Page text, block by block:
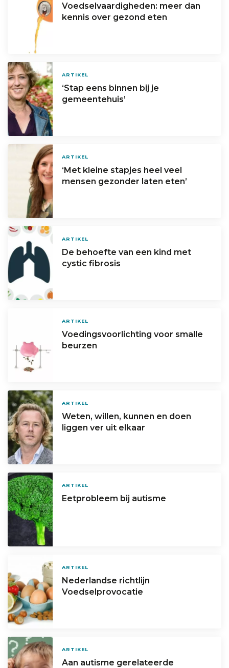
Voedselvaardigheden: meer dan
kennis over gezond eten
ARTIKEL
‘Stap eens binnen bij je
gemeentehuis’
ARTIKEL
‘Met kleine stapjes heel veel
mensen gezonder laten eten’
ARTIKEL
De behoefte van een kind met
cystic fibrosis
ARTIKEL
Voedingsvoorlichting voor smalle
beurzen
ARTIKEL
Weten, willen, kunnen en doen
liggen ver uit elkaar
ARTIKEL
Eetprobleem bij autisme
ARTIKEL
Nederlandse richtlijn
Voedselprovocatie
ARTIKEL
Aan autisme gerelateerde